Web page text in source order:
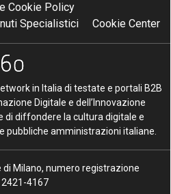
Cookie Policy
Specialistici
Cookie Center
in Italia di testate e portali B2B
Digitale e dell’Innovazione
di diffondere la cultura digitale e
pubbliche amministrazioni italiane.
Milano, numero registrazione
2421-4167